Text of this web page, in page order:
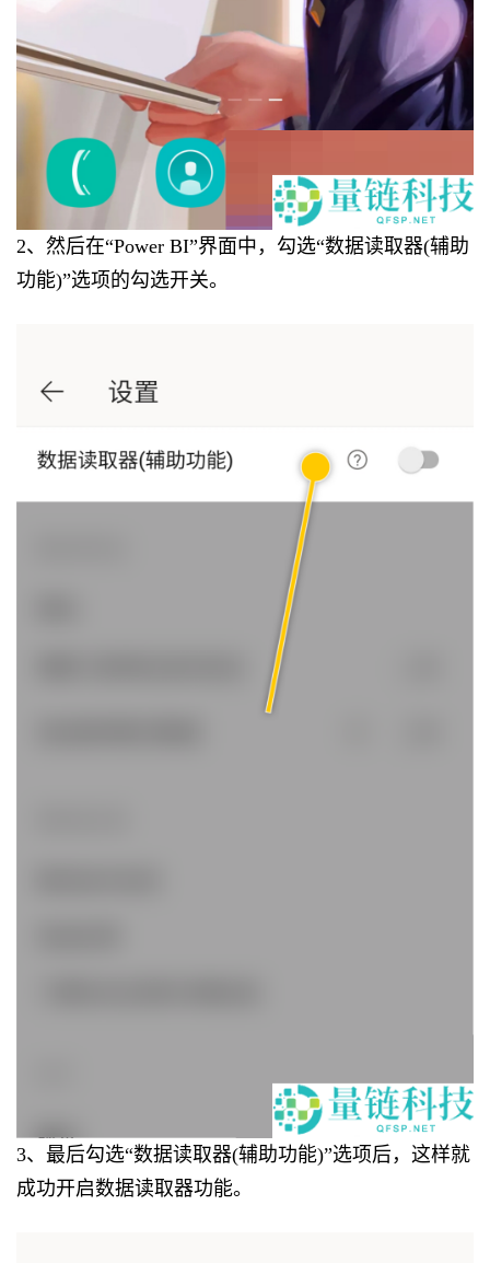
2、然后在“Power BI”界面中，勾选“数据读取器(辅助
功能)”选项的勾选开关。
3、最后勾选“数据读取器(辅助功能)”选项后，这样就
成功开启数据读取器功能。